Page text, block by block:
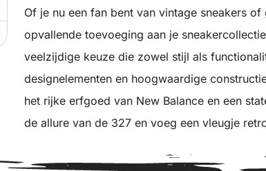
Of je nu een fan bent van vintage sneakers
opvallende toevoeging aan je
veelzijdige keuze die zowel stijl als
designelementen en hoogwaardige
het rijke erfgoed van New Balance en een
de allure van de 327 en voeg een vleugje